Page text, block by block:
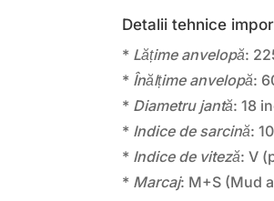
Detalii tehnice
* Lățime anvelopă:
* Înălțime anvelopă:
* Diametru jantă: 18
* Indice de sarcină:
* Indice de viteză: V
* Marcaj: M+S (Mud